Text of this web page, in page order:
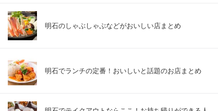
明石のしゃぶしゃぶなどがおいしい店まとめ
明石でランチの定番！おいしいと話題のお店まとめ